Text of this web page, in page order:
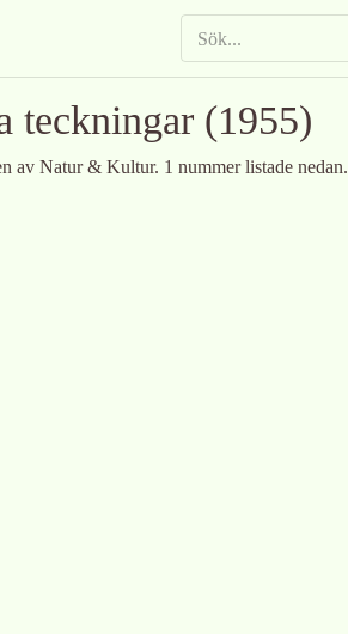
teckningar (1955)
av Natur & Kultur. 1 nummer listade nedan.